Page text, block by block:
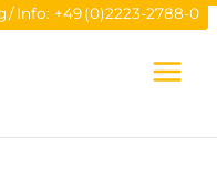
/ Info: +49 (0)2223-2788-0